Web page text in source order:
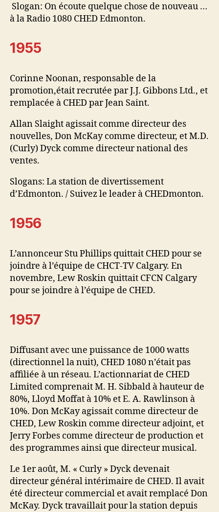
Slogan: On écoute quelque chose de nouveau …
à la Radio 1080 CHED Edmonton.
1955
Corinne Noonan, responsable de la
promotion,était recrutée par J.J. Gibbons Ltd., et
remplacée à CHED par Jean Saint.
Allan Slaight agissait comme directeur des
nouvelles, Don McKay comme directeur, et M.D.
(Curly) Dyck comme directeur national des
ventes.
Slogans: La station de divertissement
d’Edmonton. / Suivez le leader à CHEDmonton.
1956
L’annonceur Stu Phillips quittait CHED pour se
joindre à l’équipe de CHCT-TV Calgary. En
novembre, Lew Roskin quittait CFCN Calgary
pour se joindre à l’équipe de CHED.
1957
Diffusant avec une puissance de 1000 watts
(directionnel la nuit), CHED 1080 n’était pas
affiliée à un réseau. L’actionnariat de CHED
Limited comprenait M. H. Sibbald à hauteur de
80%, Lloyd Moffat à 10% et E. A. Rawlinson à
10%. Don McKay agissait comme directeur de
CHED, Lew Roskin comme directeur adjoint, et
Jerry Forbes comme directeur de production et
des programmes ainsi que directeur musical.
Le 1er août, M. « Curly » Dyck devenait
directeur général intérimaire de CHED. Il avait
été directeur commercial et avait remplacé Don
McKay. Dyck travaillait pour la station depuis